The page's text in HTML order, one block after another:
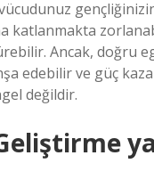
katlanmakta
Ancak, doğru
edebilir ve güç
değildir.